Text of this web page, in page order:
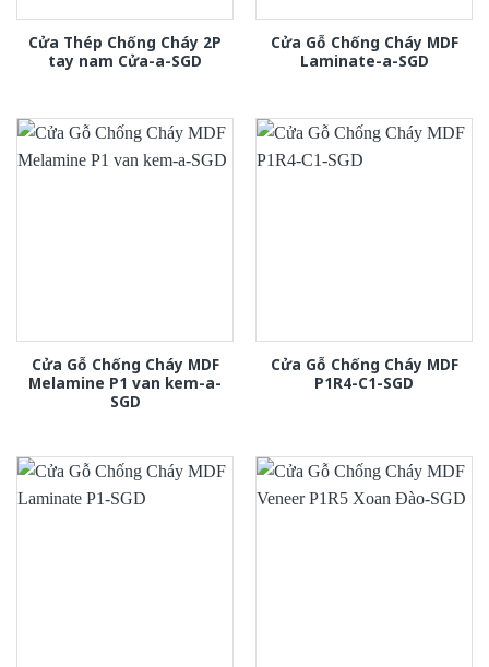
Cửa Thép Chống Cháy 2P
tay nam Cửa-a-SGD
Cửa Gỗ Chống Cháy MDF
Laminate-a-SGD
Cửa Gỗ Chống Cháy MDF
Melamine P1 van kem-a-
SGD
Cửa Gỗ Chống Cháy MDF
P1R4-C1-SGD